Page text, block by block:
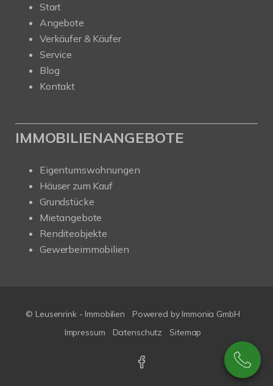
Start
Angebote
Verkäufer & Käufer
Service
Blog
Kontakt
IMMOBILIENANGEBOTE
Eigentumswohnungen
Häuser zum Kauf
Grundstücke
Mietangebote
Renditeobjekte
Gewerbeimmobilien
© Leusenrink - Immobilien
Powered by Immonia GmbH
Impressum
Datenschutz Sitemap